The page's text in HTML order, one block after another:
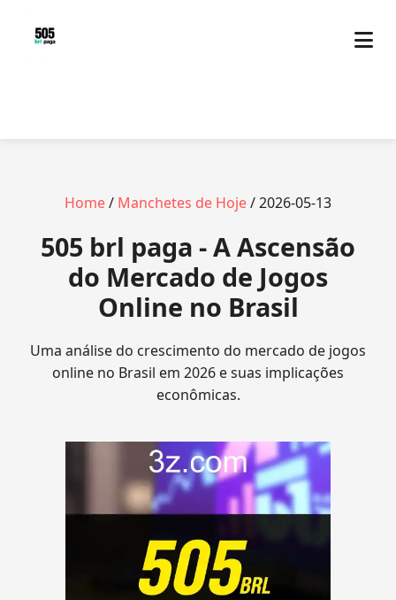
Home/ Manchetes de Hoje/ 2026-05-13
505 brl paga - A Ascensão
do Mercado de Jogos
Online no Brasil
Uma análise do crescimento do mercado de jogos
online no Brasil em 2026 e suas implicações
econômicas.